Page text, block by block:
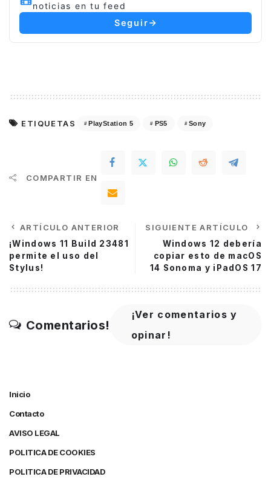
noticias en tu feed
Seguir
ETIQUETAS PlayStation 5 PS5 Sony
COMPARTIR EN
ARTÍCULO ANTERIOR
¡Windows 11 Build 23481
permite el uso del
Stylus!
SIGUIENTE ARTÍCULO
Windows 12 debería
copiar esto de macOS
14 Sonoma y iPadOS 17
Comentarios!
¡Ver comentarios y
opinar!
Inicio
Contacto
AVISO LEGAL
POLITICA DE COOKIES
POLITICA DE PRIVACIDAD